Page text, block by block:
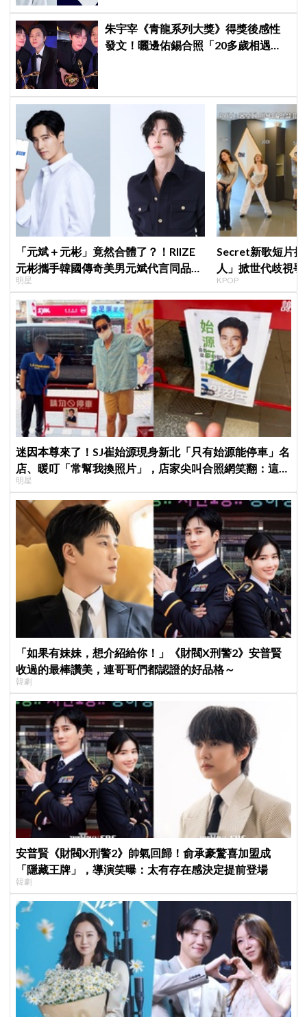
朱宇宰《青龍系列大獎》得獎後感性
發文！曬邊佑錫合照「20多歲相遇，
「元斌＋元彬」竟然合體了？！RIIZE
元彬攜手韓國傳奇美男元斌代言同品
牌，韓網瘋喊：兩個帥哥來了！
明星
Secret新歌短片
人」掀世代歧視
舒服
KPOP
迷因本尊來了！SJ崔始源現身新北「只有始源能停車」名
店、暖叮「常幫我換照片」，店家尖叫合照網笑翻：這輩
子不能脫粉了
明星
「如果有妹妹，想介紹給你！」《財閥X刑警2》安普賢
收過的最棒讚美，連哥哥們都認證的好品格～
韓劇
安普賢《財閥X刑警2》帥氣回歸！俞承豪驚喜加盟成
「隱藏王牌」，導演笑曝：太有存在感決定提前登場
韓劇